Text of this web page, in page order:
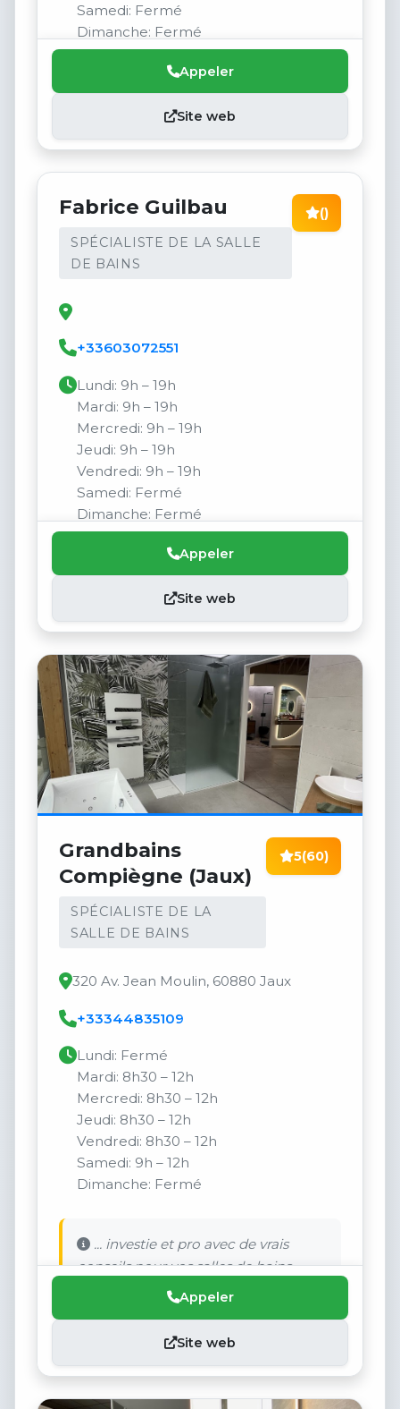
Samedi: Fermé
Dimanche: Fermé
Appeler
Site web
Fabrice Guilbau
SPÉCIALISTE DE LA SALLE
DE BAINS
()
+33603072551
Lundi: 9h – 19h
Mardi: 9h – 19h
Mercredi: 9h – 19h
Jeudi: 9h – 19h
Vendredi: 9h – 19h
Samedi: Fermé
Dimanche: Fermé
Appeler
Site web
Grandbains
Compiègne (Jaux)
SPÉCIALISTE DE LA
SALLE DE BAINS
5(60)
320 Av. Jean Moulin, 60880 Jaux
+33344835109
Lundi: Fermé
Mardi: 8h30 – 12h
Mercredi: 8h30 – 12h
Jeudi: 8h30 – 12h
Vendredi: 8h30 – 12h
Samedi: 9h – 12h
Dimanche: Fermé
... investie et pro avec de vrais
conseils pour vos salles de bains.
Appeler
Site web